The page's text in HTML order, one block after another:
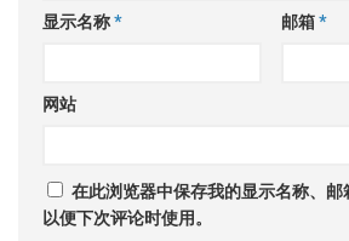
显示名称* 邮箱*
网站
在此浏览器中保存我的显示名称、邮
以便下次评论时使用。